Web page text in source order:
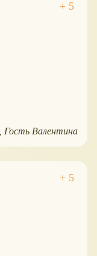
Гость Валентина